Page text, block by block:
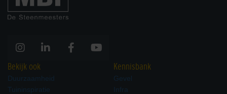
Bekijk ook
Duurzaamheid
Tuininspiratie
Kennisbank
Gevel
Infra